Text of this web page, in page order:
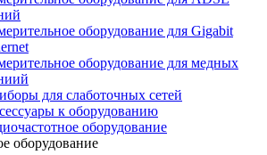
оборудование для Gigabit
оборудование для медных
для слаботочных сетей
к оборудованию
оборудование
оборудование